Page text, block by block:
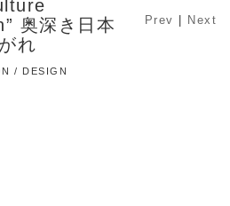
奥深き日本
れ
/ DESIGN
Prev Next